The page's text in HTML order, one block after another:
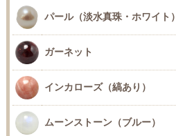
パール（淡水真珠・ホワイト）
ガーネット
インカローズ（縞あり）
ムーンストーン（ブルー）